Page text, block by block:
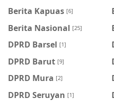
Berita Kapuas [6]
Berita Nasional [25]
DPRD Barsel [1]
DPRD Barut [9]
DPRD Mura [2]
DPRD Seruyan [1]